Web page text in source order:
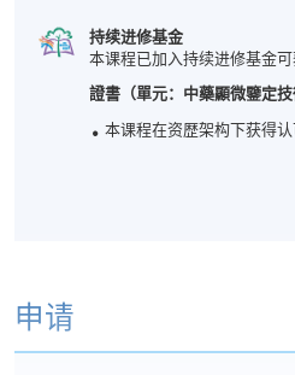
持续进修基金
本课程已加入持续进修基金
證書（單元：中藥顯微鑒定技
本课程在资歴架构下获得
申请